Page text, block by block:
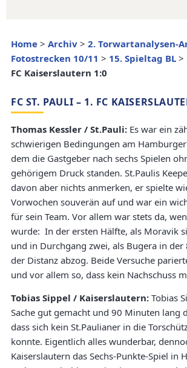
Home > Archiv > 2. Torwartanalysen-
Fotostrecken 10/11 > 15. Spieltag BL >
FC Kaiserslautern 1:0
FC ST. PAULI – 1. FC
Thomas Kessler / St.Pauli: Es war ein
schwierigen Bedingungen am
dem die Gastgeber nach sechs Spielen
gehörigem Druck standen. St.Paulis
davon aber nichts anmerken, er spielte
Vorwochen souverän auf und war ein
für sein Team. Vor allem war stets da,
wurde: In der ersten Hälfte, als Moravik
und in Durchgang zwei, als Bugera in
der Distanz abzog. Beide Versuche
und vor allem so, dass kein Nachschuss
Tobias Sippel / Kaiserslautern: Tobias
Sache gut gemacht und 90 Minuten lang
dass sich kein St.Paulianer in die
konnte. Eigentlich alles wunderbar,
Kaiserslautern das Sechs-Punkte-Spiel in